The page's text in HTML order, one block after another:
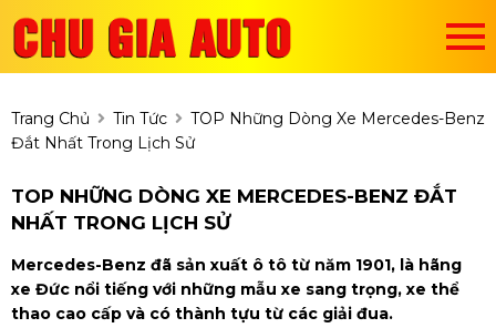
Trang Chủ Tin Tức
TOP Những Dòng Xe Mercedes-Benz
Đắt Nhất Trong Lịch Sử
TOP NHỮNG DÒNG XE MERCEDES-BENZ ĐẮT
NHẤT TRONG LỊCH SỬ
Mercedes-Benz đã sản xuất ô tô từ năm 1901, là hãng
xe Đức nổi tiếng với những mẫu xe sang trọng, xe thể
thao cao cấp và có thành tựu từ các giải đua.